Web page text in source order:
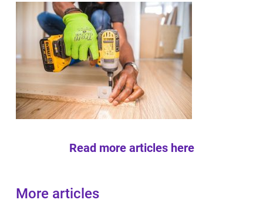
Read more articles here
More articles